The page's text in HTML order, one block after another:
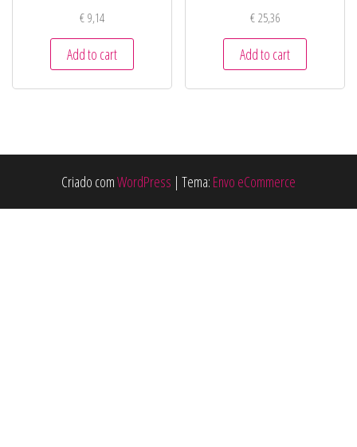
€9,14
Add to cart
€25,36
Add to cart
Criado comWordPress | Tema: Envo eCommerce